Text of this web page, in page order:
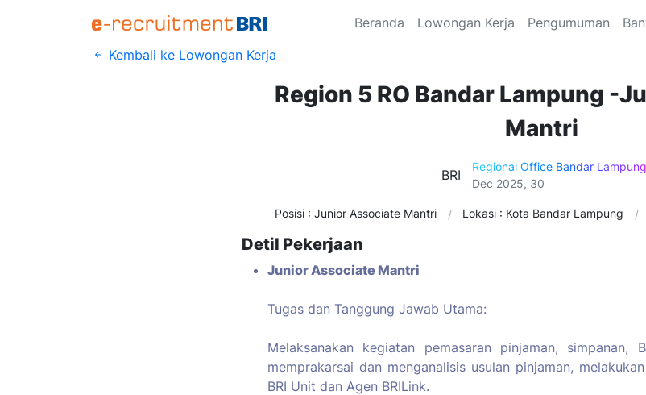
Beranda Lowongan Kerja Pengumuman
Kembali ke Lowongan Kerja
Region 5 RO Bandar Lampung -
Mantri
BRI
Regional Office Bandar Lampung
Dec 2025, 30
Posisi : Junior Associate Mantri Lokasi : Kota Bandar Lampung
Detil Pekerjaan
Junior Associate Mantri
Tugas dan Tanggung Jawab Utama:
Melaksanakan kegiatan pemasaran pinjaman, simpanan,
memprakarsai dan menganalisis usulan pinjaman,
BRI Unit dan Agen BRILink.